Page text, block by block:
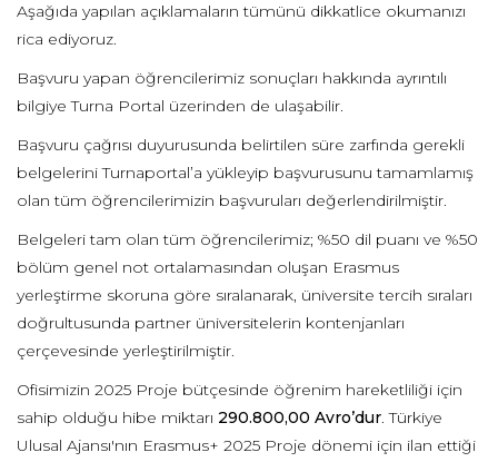
Aşağıda yapılan açıklamaların tümünü dikkatlice okumanızı
rica ediyoruz.
Başvuru yapan öğrencilerimiz sonuçları hakkında ayrıntılı
bilgiye Turna Portal üzerinden de ulaşabilir.
Başvuru çağrısı duyurusunda belirtilen süre zarfında gerekli
belgelerini Turnaportal’a yükleyip başvurusunu tamamlamış
olan tüm öğrencilerimizin başvuruları değerlendirilmiştir.
Belgeleri tam olan tüm öğrencilerimiz; %50 dil puanı ve %50
bölüm genel not ortalamasından oluşan Erasmus
yerleştirme skoruna göre sıralanarak, üniversite tercih sıraları
doğrultusunda partner üniversitelerin kontenjanları
çerçevesinde yerleştirilmiştir.
Ofisimizin 2025 Proje bütçesinde öğrenim hareketliliği için
sahip olduğu hibe miktarı 290.800,00 Avro’dur. Türkiye
Ulusal Ajansı'nın Erasmus+ 2025 Proje dönemi için ilan ettiği